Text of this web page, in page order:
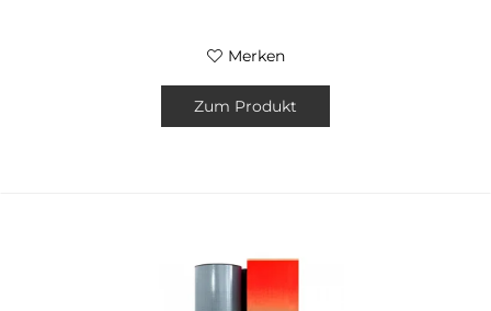
Merken
Zum Produkt